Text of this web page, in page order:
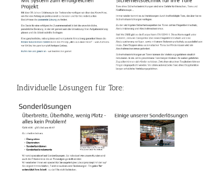
Individuelle Lösungen für Tore: